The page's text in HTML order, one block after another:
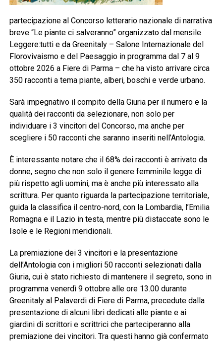
partecipazione al Concorso letterario nazionale di narrativa
breve “Le piante ci salveranno” organizzato dal mensile
Leggere:tutti e da Greenitaly – Salone Internazionale del
Florovivaismo e del Paesaggio in programma dal 7 al 9
ottobre 2026 a Fiere di Parma – che ha visto arrivare circa
350 racconti a tema piante, alberi, boschi e verde urbano.
Sarà impegnativo il compito della Giuria per il numero e la
qualità dei racconti da selezionare, non solo per
individuare i 3 vincitori del Concorso, ma anche per
scegliere i 50 racconti che saranno inseriti nell’Antologia.
È interessante notare che il 68% dei racconti è arrivato da
donne, segno che non solo il genere femminile legge di
più rispetto agli uomini, ma è anche più interessato alla
scrittura. Per quanto riguarda la partecipazione territoriale,
guida la classifica il centro-nord, con la Lombardia, l’Emilia
Romagna e il Lazio in testa, mentre più distaccate sono le
Isole e le Regioni meridionali.
La premiazione dei 3 vincitori e la presentazione
dell’Antologia con i migliori 50 racconti selezionati dalla
Giuria, cui è stato richiesto di mantenere il segreto, sono in
programma venerdì 9 ottobre alle ore 13.00 durante
Greenitaly al Palaverdi di Fiere di Parma, precedute dalla
presentazione di alcuni libri dedicati alle piante e ai
giardini di scrittori e scrittrici che parteciperanno alla
premiazione dei vincitori. Tra questi hanno già confermato